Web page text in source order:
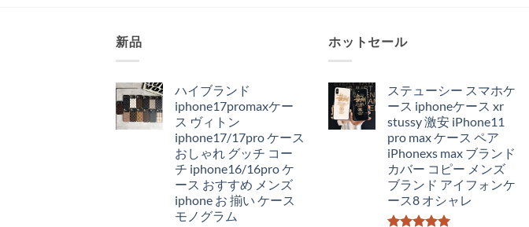
新品
ハイブランド
iphone17promaxケー
ス ヴィトン
iphone17/17pro ケース
おしゃれ グッチ コー
チ iphone16/16pro ケ
ース おすすめ メンズ
iphone お 揃い ケース
モノグラム
ホットセール
ステューシー スマホケ
ース iphoneケース xr
stussy 激安 iPhone11
pro max ケース ペア
iPhonexs max ブランド
カバー コピー メンズ
ブランド アイフォンケ
ース8 オシャレ